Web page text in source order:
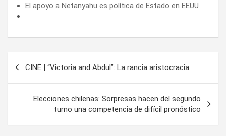
El apoyo a Netanyahu es política de Estado en EEUU
entradas
CINE | “Victoria and Abdul”: La rancia aristocracia
Elecciones chilenas: Sorpresas hacen del segundo
turno una competencia de difícil pronóstico